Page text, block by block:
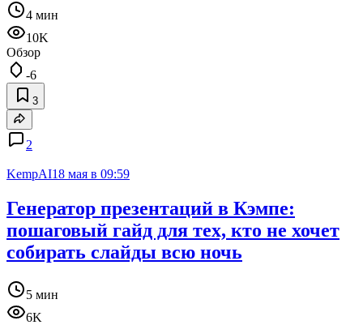
4 мин
10K
Обзор
-6
3
2
KempAI18 мая в 09:59
Генератор презентаций в Кэмпе:
пошаговый гайд для тех, кто не хочет
собирать слайды всю ночь
5 мин
6K